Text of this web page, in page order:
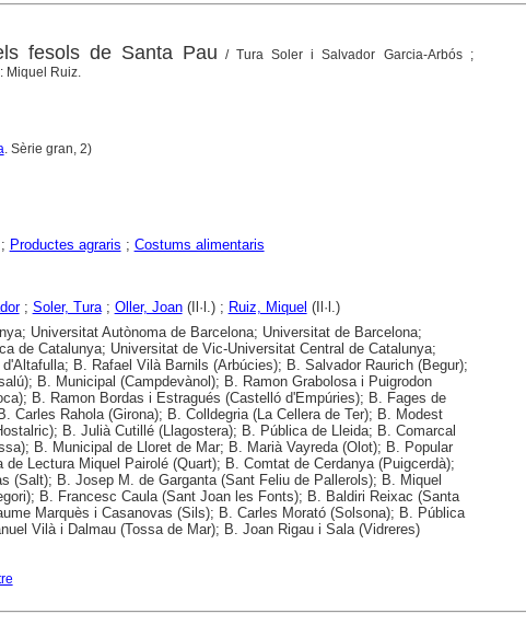
fesols de Santa Pau / Tura Soler i Salvador Garcia-Arbós ;
Miquel Ruiz.
. Sèrie gran, 2)
; Productes agraris ; Costums alimentaris
; Soler, Tura; Oller, Joan(Il·l.) ; Ruiz, Miquel (Il·l.)
Universitat Autònoma de Barcelona; Universitat de Barcelona;
de Catalunya; Universitat de Vic-Universitat Central de Catalunya;
B. Rafael Vilà Barnils (Arbúcies); B. Salvador Raurich (Begur);
B. Municipal (Campdevànol); B. Ramon Grabolosa i Puigrodon
B. Ramon Bordas i Estragués (Castelló d'Empúries); B. Fages de
Carles Rahola (Girona); B. Colldegria (La Cellera de Ter); B. Modest
B. Julià Cutillé (Llagostera); B. Pública de Lleida; B. Comarcal
B. Municipal de Lloret de Mar; B. Marià Vayreda (Olot); B. Popular
de Lectura Miquel Pairolé (Quart); B. Comtat de Cerdanya (Puigcerdà);
(Salt); B. Josep M. de Garganta (Sant Feliu de Pallerols); B. Miquel
B. Francesc Caula (Sant Joan les Fonts); B. Baldiri Reixac (Santa
Marquès i Casanovas (Sils); B. Carles Morató (Solsona); B. Pública
Vilà i Dalmau (Tossa de Mar); B. Joan Rigau i Sala (Vidreres)